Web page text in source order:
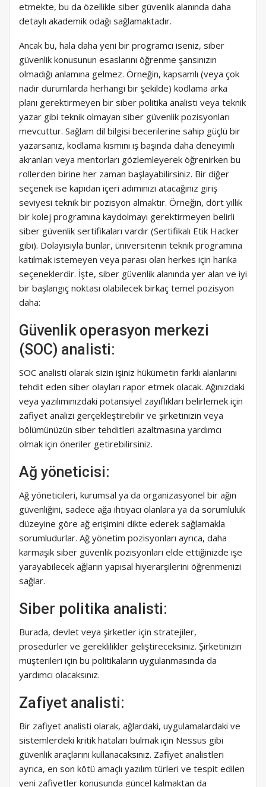
etmekte, bu da özellikle siber güvenlik alanında daha
detaylı akademik odağı sağlamaktadır.
Ancak bu, hala daha yeni bir programcı iseniz, siber
güvenlik konusunun esaslarını öğrenme şansınızın
olmadığı anlamına gelmez. Örneğin, kapsamlı (veya çok
nadir durumlarda herhangi bir şekilde) kodlama arka
planı gerektirmeyen bir siber politika analisti veya teknik
yazar gibi teknik olmayan siber güvenlik pozisyonları
mevcuttur. Sağlam dil bilgisi becerilerine sahip güçlü bir
yazarsanız, kodlama kısmını iş başında daha deneyimli
akranları veya mentorları gözlemleyerek öğrenirken bu
rollerden birine her zaman başlayabilirsiniz. Bir diğer
seçenek ise kapıdan içeri adımınızı atacağınız giriş
seviyesi teknik bir pozisyon almaktır. Örneğin, dört yıllık
bir kolej programına kaydolmayı gerektirmeyen belirli
siber güvenlik sertifikaları vardır (Sertifikalı Etik Hacker
gibi). Dolayısıyla bunlar, üniversitenin teknik programına
katılmak istemeyen veya parası olan herkes için harika
seçeneklerdir. İşte, siber güvenlik alanında yer alan ve iyi
bir başlangıç noktası olabilecek birkaç temel pozisyon
daha:
Güvenlik operasyon merkezi
(SOC) analisti:
SOC analisti olarak sizin işiniz hükümetin farklı alanlarını
tehdit eden siber olayları rapor etmek olacak. Ağınızdaki
veya yazılımınızdaki potansiyel zayıflıkları belirlemek için
zafiyet analizi gerçekleştirebilir ve şirketinizin veya
bölümünüzün siber tehditleri azaltmasına yardımcı
olmak için öneriler getirebilirsiniz.
Ağ yöneticisi:
Ağ yöneticileri, kurumsal ya da organizasyonel bir ağın
güvenliğini, sadece ağa ihtiyacı olanlara ya da sorumluluk
düzeyine göre ağ erişimini dikte ederek sağlamakla
sorumludurlar. Ağ yönetim pozisyonları ayrıca, daha
karmaşık siber güvenlik pozisyonları elde ettiğinizde işe
yarayabilecek ağların yapısal hiyerarşilerini öğrenmenizi
sağlar.
Siber politika analisti:
Burada, devlet veya şirketler için stratejiler,
prosedürler ve gereklilikler geliştireceksiniz. Şirketinizin
müşterileri için bu politikaların uygulanmasında da
yardımcı olacaksınız.
Zafiyet analisti:
Bir zafiyet analisti olarak, ağlardaki, uygulamalardaki ve
sistemlerdeki kritik hataları bulmak için Nessus gibi
güvenlik araçlarını kullanacaksınız. Zafiyet analistleri
ayrıca, en son kötü amaçlı yazılım türleri ve tespit edilen
yeni zafiyetler konusunda güncel kalmaktan da